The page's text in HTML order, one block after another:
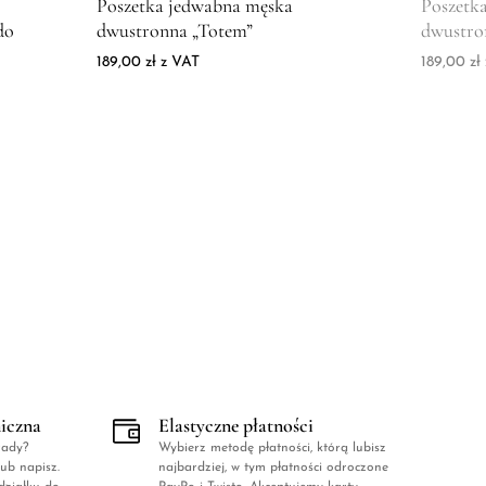
Poszetka jedwabna męska
dwustronna „Totem”
189,00 zł z VAT 189,00 zł
napisz.
Elastyczne płatności
Wybierz metodę płatności, którą lubisz
najbardziej, w tym płatności odroczone